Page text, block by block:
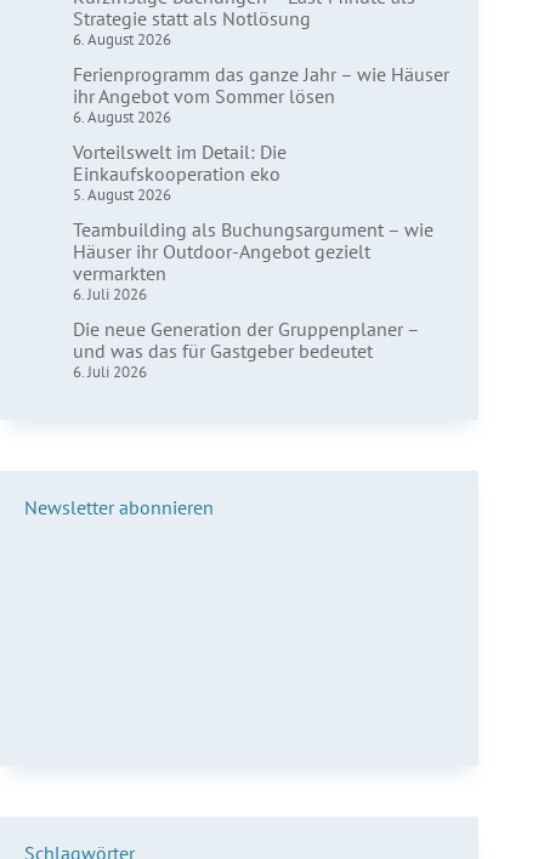
Strategie statt als Notlösung
6. August 2026
Ferienprogramm das ganze Jahr – wie Häuser
ihr Angebot vom Sommer lösen
6. August 2026
Vorteilswelt im Detail: Die
Einkaufskooperation eko
5. August 2026
Teambuilding als Buchungsargument – wie
Häuser ihr Outdoor-Angebot gezielt
vermarkten
6. Juli 2026
Die neue Generation der Gruppenplaner –
und was das für Gastgeber bedeutet
6. Juli 2026
Newsletter abonnieren
Schlagwörter